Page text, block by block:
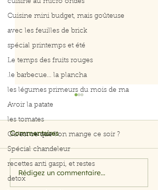
cuisine au micro ondes
Cuisine mini budget, mais goûteuse
avec les feuilles de brick
spécial printemps et été
Le temps des fruits rouges
.le barbecue... la plancha
les légumes primeurs du mois de ma
Avoir la patate
les tomates
Qu’est ce que l’on mange ce soir ?
Spécial chandeleur
recettes anti gaspi, et restes
detox
Les petits matins légers
Commentaires
Rédigez un commentaire...